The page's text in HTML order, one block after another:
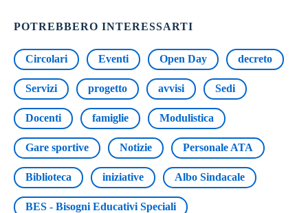
POTREBBERO INTERESSARTI
Circolari Eventi Open Day decreto
Servizi progetto avvisi Sedi
Docenti famiglie Modulistica
Gare sportive Notizie Personale ATA
Biblioteca iniziative Albo Sindacale
BES - Bisogni Educativi Speciali